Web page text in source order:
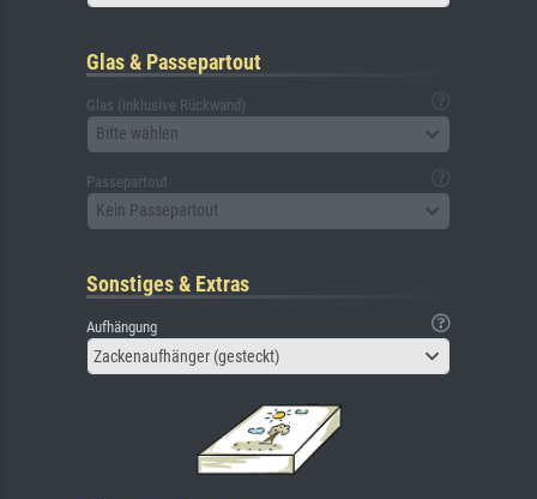
Glas & Passepartout
Glas (inklusive Rückwand)
Bitte wählen
Passepartout
Kein Passepartout
Sonstiges & Extras
Aufhängung
Zackenaufhänger (gesteckt)